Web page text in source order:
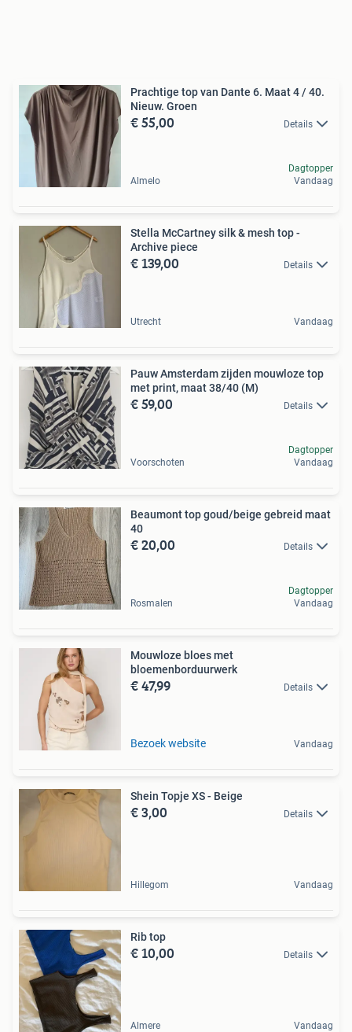
Prachtige top van Dante 6. Maat 4 / 40.
Nieuw. Groen
€ 55,00 Details
Almelo
Dagtopper
Vandaag
Stella McCartney silk & mesh top -
Archive piece
€ 139,00 Details
Utrecht Vandaag
Pauw Amsterdam zijden mouwloze top
met print, maat 38/40 (M)
€ 59,00 Details
Voorschoten
Dagtopper
Vandaag
Beaumont top goud/beige gebreid maat
40
€ 20,00 Details
Rosmalen
Dagtopper
Vandaag
Mouwloze bloes met
bloemenborduurwerk
€ 47,99 Details
Bezoek website Vandaag
Shein Topje XS - Beige
€ 3,00 Details
Hillegom Vandaag
Rib top
€ 10,00 Details
Almere Vandaag